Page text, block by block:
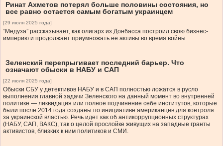
Ринат Ахметов потерял больше половины состояния, но
все равно остается самым богатым украинцем
[29 июля 2025 года]
“Медуза” рассказывает, как олигарх из Донбасса построил свою бизнес-
империю и продолжает приумножать ее активы во время войны
Зеленский перепрыгивает последний барьер. Что
означают обыски в НАБУ и САП
[22 июля 2025 года]
Обыски СБУ у детективов НАБУ и в САП полностью ложатся в русло
выполнения главной задачи Зеленского на данный момент во внутренней
политике — ликвидация или полное подчинение себе институтов, которые
были после 2014 года созданы по инициативе американцев для контроля
за украинской властью. Речь идет как об антикоррупционных структурах
(НАБУ, САП, ВАКС), так о целой прослойке живущих на западные гранты
активистов, близких к ним политиков и СМИ.